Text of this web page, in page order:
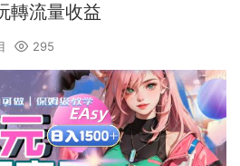
轉流量收益
295